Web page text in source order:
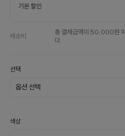
기본 할인
배송비
총 결제금액이 50,000원
다.
선택
색상